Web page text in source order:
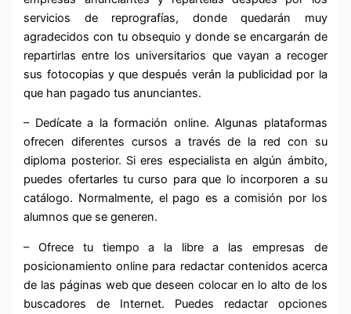
servicios de reprografías, donde quedarán muy
agradecidos con tu obsequio y donde se encargarán de
repartirlas entre los universitarios que vayan a recoger
sus fotocopias y que después verán la publicidad por la
que han pagado tus anunciantes.
– Dedícate a la formación online. Algunas plataformas
ofrecen diferentes cursos a través de la red con su
diploma posterior. Si eres especialista en algún ámbito,
puedes ofertarles tu curso para que lo incorporen a su
catálogo. Normalmente, el pago es a comisión por los
alumnos que se generen.
– Ofrece tu tiempo a la libre a las empresas de
posicionamiento online para redactar contenidos acerca
de las páginas web que deseen colocar en lo alto de los
buscadores de Internet. Puedes redactar opciones